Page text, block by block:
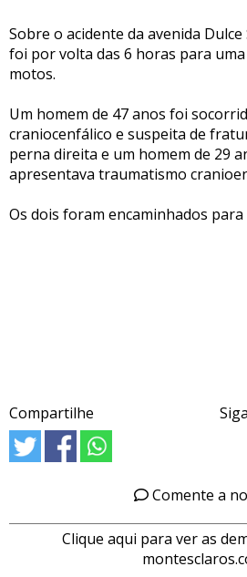
Sobre o acidente da avenida
foi por volta das 6 horas para
motos.
Um homem de 47 anos foi
craniocenfálico e suspeita de
perna direita e um homem de 29
apresentava traumatismo
Os dois foram encaminhados para
Compartilhe
Comente a
Clique aqui para ver as